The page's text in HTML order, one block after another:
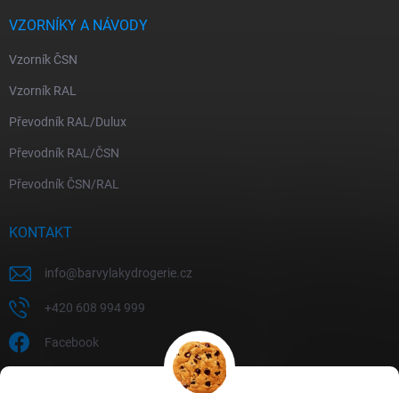
VZORNÍKY A NÁVODY
Vzorník ČSN
Vzorník RAL
Převodník RAL/Dulux
Převodník RAL/ČSN
Převodník ČSN/RAL
KONTAKT
info@barvylakydrogerie.cz
+420 608 994 999
Facebook